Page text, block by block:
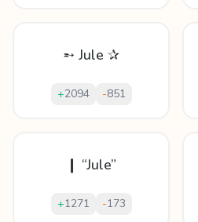
➵ Jule ✰
+2094 -851
❙ “Jule”
+1271 -173